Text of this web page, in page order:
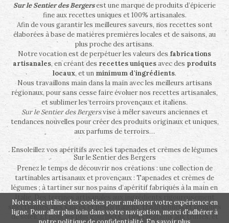
Sur le Sentier des Bergersest une marque de produits d’épicerie
fine aux recettes uniques et 100% artisanales.
Afin de vous garantir les meilleures saveurs, nos recettes sont
élaborées à base de matières premières locales et de saisons, au
plus proche des artisans.
Notre vocation est de perpétuer les valeurs des fabrications
artisanales, en créant des recettes uniquesavec des produits
locaux, et un minimum d'ingrédients.
Nous travaillons main dans la main avec les meilleurs artisans
régionaux, pour sans cesse faire évoluer nos recettes artisanales,
et sublimer les terroirs provençaux et italiens.
Sur le Sentier des Bergersvise à mêler saveurs anciennes et
tendances nouvelles pour créer des produits originaux et uniques,
aux parfums de terroirs…
Ensoleillez vos apéritifs avec les tapenades et crèmes de légumes
Sur le Sentier des Bergers
Prenez le temps de découvrir nos créations : une collection de
tartinables artisanaux et provençaux : Tapenades et crèmes de
légumes ; à tartiner sur nos pains d’apéritif fabriqués à la main en
Italie. Des terrines artisanales aux ingrédients rigoureusement
sélectionnés, des sauces et pesto italiens, traditionnels et remplies
de soleil. Et pour les plus gourmets… Des créations aux truffes, et
Notre site utilise des cookies pour améliorer votre expérience en
ligne. Pour aller plus loin dans votre navigation, merci d'adhérer à